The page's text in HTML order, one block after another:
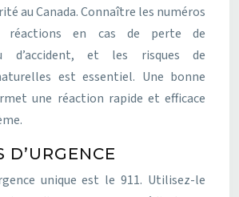
au Canada. Connaître les numéros
réactions en cas de perte de
d’accident, et les risques de
est essentiel. Une bonne
une réaction rapide et efficace
D’URGENCE
unique est le 911. Utilisez-le